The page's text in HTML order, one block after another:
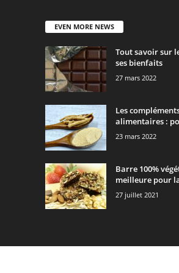
EVEN MORE NEWS
Tout savoir sur
ses bienfaits
27 mars 2022
Les
alimentaires :
23 mars 2022
Barre 100%
meilleure pour
27 juillet 2021